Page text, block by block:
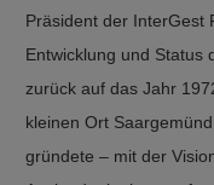
Präsident der InterGest
Entwicklung und Status
zurück auf das Jahr
kleinen Ort
gründete – mit der